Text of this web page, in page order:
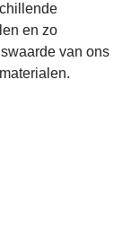
en zo
van ons